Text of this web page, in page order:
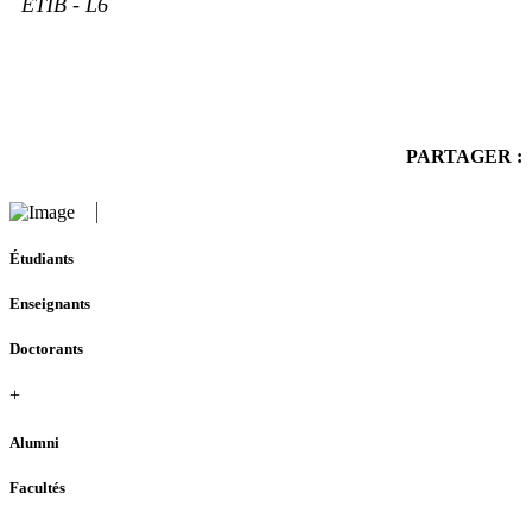
ETIB - L6
PARTAGER :
Étudiants
Enseignants
Doctorants
+
Alumni
Facultés